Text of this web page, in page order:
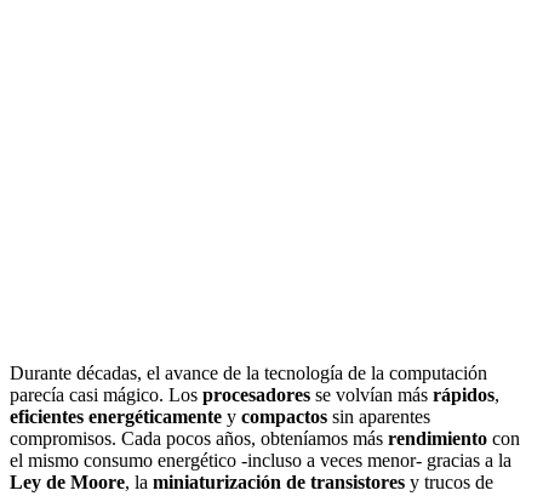
Durante décadas, el avance de la tecnología de la computación
parecía casi mágico. Los procesadores se volvían más rápidos,
eficientes energéticamente y compactos sin aparentes
compromisos. Cada pocos años, obteníamos más rendimiento con
el mismo consumo energético -incluso a veces menor- gracias a la
Ley de Moore, la miniaturización de transistores y trucos de